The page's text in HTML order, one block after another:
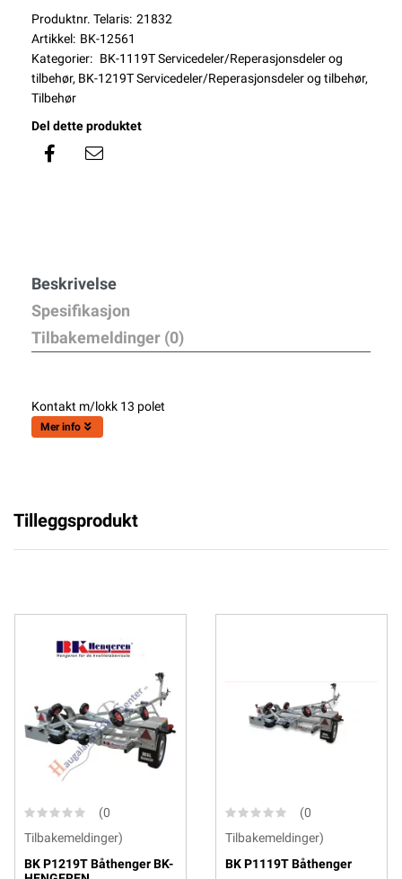
Produktnr. Telaris: 21832
Artikkel: BK-12561
Kategorier: BK-1119T Servicedeler/Reperasjonsdeler og
tilbehør, BK-1219T Servicedeler/Reperasjonsdeler og tilbehør,
Tilbehør
Del dette produktet
Beskrivelse
Spesifikasjon
Tilbakemeldinger (0)
Kontakt m/lokk 13 polet
Mer info
Tilleggsprodukt
(0
Tilbakemeldinger)
BK P1219T Båthenger BK-
(0
Tilbakemeldinger)
BK P1119T Båthenger